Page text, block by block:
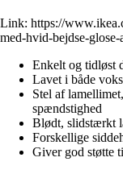
Link: https://
med-hvid-bejdse-
Enkelt og tidløst
Lavet i både
Stel af
spændstighed
Blødt, slidstærkt
Forskellige
Giver god støtte